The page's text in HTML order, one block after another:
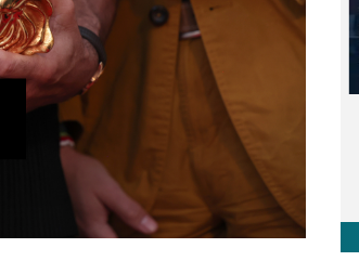
Networking agli eventi: come la
startup Kicè punta a eliminare lo
"spreco di relazioni"